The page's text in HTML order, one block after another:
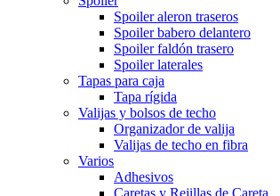
Spoiler aleron traseros
Spoiler babero delantero
Spoiler faldón trasero
Spoiler laterales
Tapas para caja
Tapa rígida
Valijas y bolsos de techo
Organizador de valija
Valijas de techo en fibra
Varios
Adhesivos
Caretas y Rejillas de Careta